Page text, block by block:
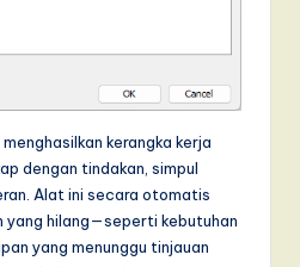
kerangka kerja
dengan tindakan, simpul
Alat ini secara otomatis
yang hilang—seperti kebutuhan
yang menunggu tinjauan